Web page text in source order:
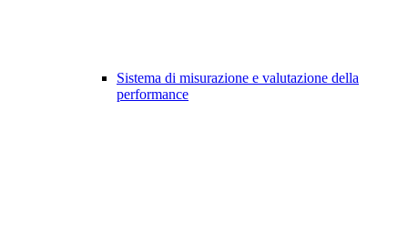
Sistema di misurazione e valutazione della
performance